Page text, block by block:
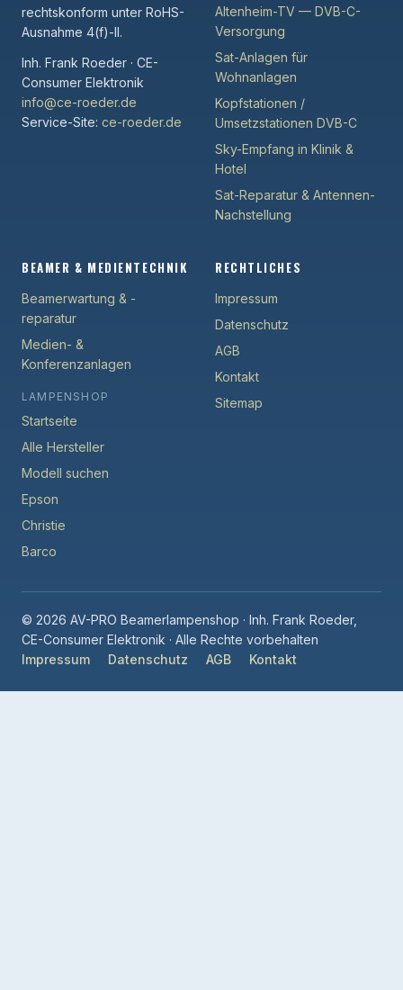
rechtskonform unter RoHS-
Ausnahme 4(f)-II.
Inh. Frank Roeder · CE-
Consumer Elektronik
info@ce-roeder.de
Service-Site: ce-roeder.de
Altenheim-TV — DVB-C-
Versorgung
Sat-Anlagen für
Wohnanlagen
Kopfstationen /
Umsetzstationen DVB-C
Sky-Empfang in Klinik &
Hotel
Sat-Reparatur & Antennen-
Nachstellung
BEAMER & MEDIENTECHNIK
Beamerwartung & -
reparatur
Medien- &
Konferenzanlagen
LAMPENSHOP
Startseite
Alle Hersteller
Modell suchen
Epson
Christie
Barco
RECHTLICHES
Impressum
Datenschutz
AGB
Kontakt
Sitemap
© 2026 AV-PRO Beamerlampenshop · Inh. Frank Roeder,
CE-Consumer Elektronik · Alle Rechte vorbehalten
Impressum
Datenschutz AGB Kontakt